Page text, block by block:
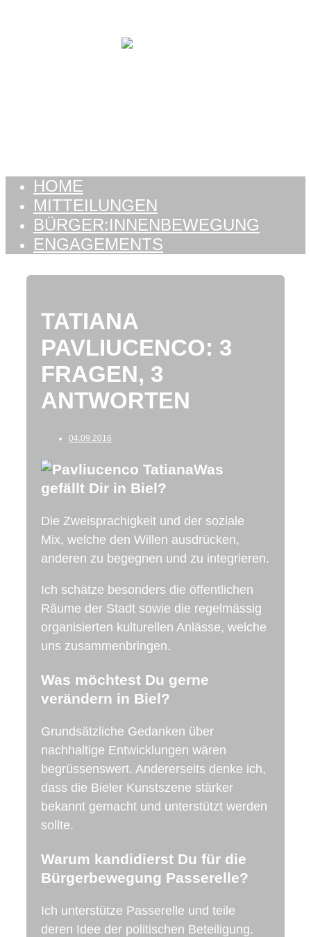
HOME
MITTEILUNGEN
BÜRGER:INNENBEWEGUNG
ENGAGEMENTS
TATIANA
PAVLIUCENCO: 3
FRAGEN, 3
ANTWORTEN
04.09.2016
Was
gefällt Dir in Biel?
Die Zweisprachigkeit und der soziale
Mix, welche den Willen ausdrücken,
anderen zu begegnen und zu integrieren.
Ich schätze besonders die öffentlichen
Räume der Stadt sowie die regelmässig
organisierten kulturellen Anlässe, welche
uns zusammenbringen.
Was möchtest Du gerne
verändern in Biel?
Grundsätzliche Gedanken über
nachhaltige Entwicklungen wären
begrüssenswert. Andererseits denke ich,
dass die Bieler Kunstszene stärker
bekannt gemacht und unterstützt werden
sollte.
Warum kandidierst Du für die
Bürgerbewegung Passerelle?
Ich unterstütze Passerelle und teile
deren Idee der politischen Beteiligung.